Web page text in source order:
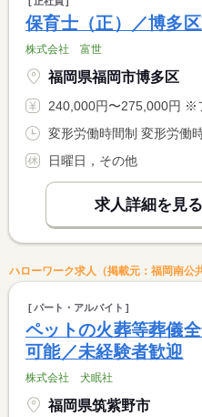
保育士（正）／博多
株式会社 富世
福岡県福岡市博多区
240,000円〜275,000円 ※フルタイム求人の場合は月額（
日曜日，その他
求人詳細を見る
ハローワーク求人（掲載元：福岡南公
パート・アルバイト
ペットの火葬等葬儀
可能／未経験者歓迎
株式会社 犬眠社
福岡県筑紫野市